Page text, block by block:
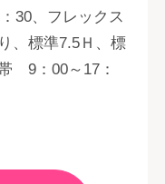
30、フレックス
、標準7.5Ｈ、標
9：00～17：